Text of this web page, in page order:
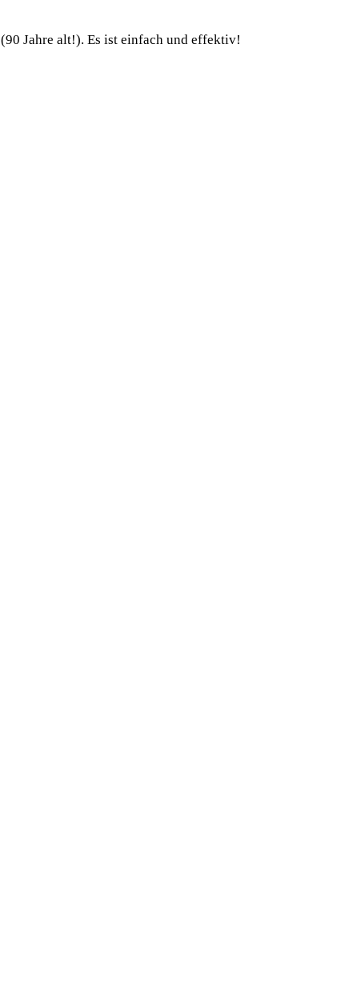
Jahre alt!). Es ist einfach und effektiv!